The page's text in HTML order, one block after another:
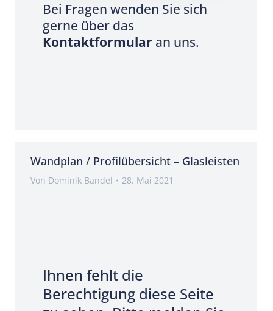
Bei Fragen wenden Sie sich
gerne über das
Kontaktformular an uns.
Wandplan / Profilübersicht – Glasleisten
Von Dominik Bandel 28. Mai 2021
Ihnen fehlt die
Berechtigung diese Seite